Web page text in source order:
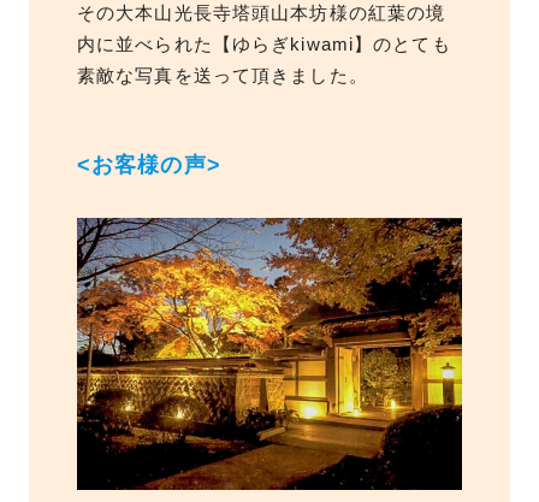
その大本山光長寺塔頭山本坊様の紅葉の境
内に並べられた【ゆらぎkiwami】のとても
素敵な写真を送って頂きました。
<お客様の声>